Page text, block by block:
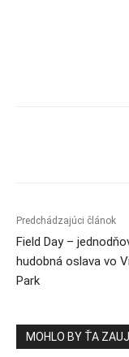
Predchádzajúci článok
Field Day –
hudobná oslava vo
Park
MOHLO BY ŤA